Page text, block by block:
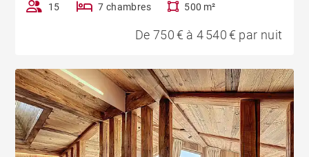
15 7 chambres 500 m²
De 750 € à 4 540 € par nuit